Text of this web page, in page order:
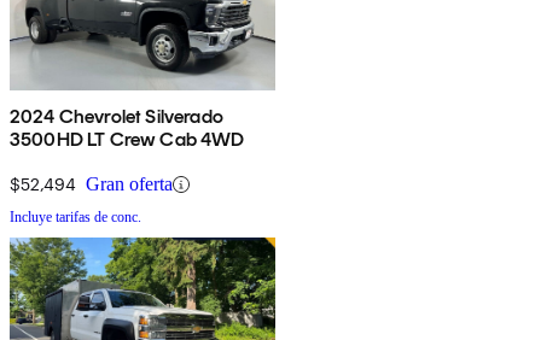
2024 Chevrolet Silverado
3500HD LT Crew Cab 4WD
$52,494 Gran oferta
Incluye tarifas de conc.